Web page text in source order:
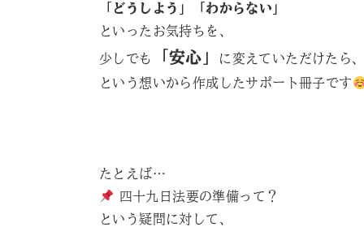
「どうしよう」「わからない」
といったお気持ちを、
少しでも 「安心」
に変えていただけたら
という想いから作成したサポート冊子です
たとえば…
四十九日法要の準備って？
という疑問に対して、